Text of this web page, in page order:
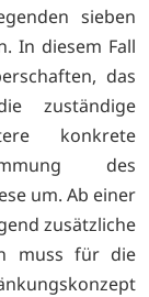
sieben
In diesem Fall
das
zuständige
konkrete
des
um. Ab einer
zusätzliche
muss für die